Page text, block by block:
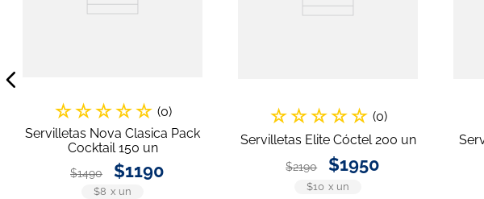
☆☆☆☆☆ (0)
Servilletas Nova Clasica Pack
Cocktail 150 un
$1490 $1190
$8 x un
☆☆☆☆☆ (0)
Servilletas Elite Cóctel 200 un
$2190 $1950
$10 x un